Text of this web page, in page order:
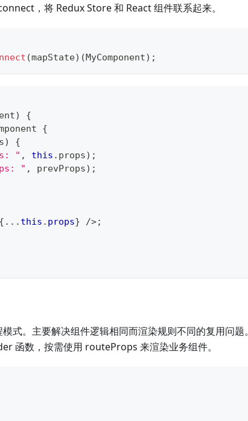
，将 Redux Store 和 React 组件联系起来。
(mapState) (MyComponent) ;
)
{
{
)
{
" , this . props) ;
" , prevProps) ;
{ ... this . props} />;
式。主要解决组件逻辑相同而渲染规则不同的复用问题。
函数，按需使用 routeProps 来渲染业务组件。